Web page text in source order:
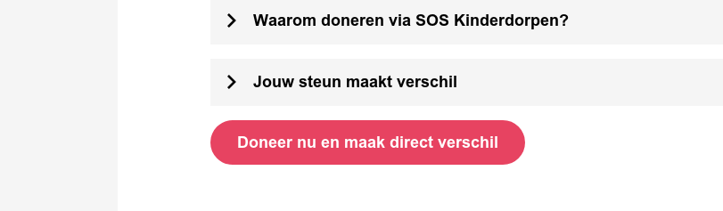
Waarom doneren via SOS Kinderdorpen?
Jouw steun maakt verschil
Doneer nu en maak direct verschil